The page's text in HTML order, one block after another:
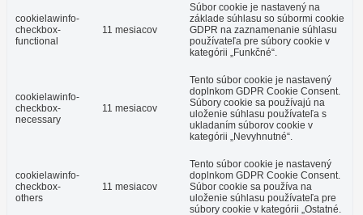
cookielawinfo-
checkbox-
functional
11 mesiacov
Súbor cookie je nastavený na
základe súhlasu so súbormi cookie
GDPR na zaznamenanie súhlasu
používateľa pre súbory cookie v
kategórii „Funkčné“.
cookielawinfo-
checkbox-
necessary
11 mesiacov
Tento súbor cookie je nastavený
doplnkom GDPR Cookie Consent.
Súbory cookie sa používajú na
uloženie súhlasu používateľa s
ukladaním súborov cookie v
kategórii „Nevyhnutné“.
cookielawinfo-
checkbox-
others
11 mesiacov
Tento súbor cookie je nastavený
doplnkom GDPR Cookie Consent.
Súbor cookie sa používa na
uloženie súhlasu používateľa pre
súbory cookie v kategórii „Ostatné.